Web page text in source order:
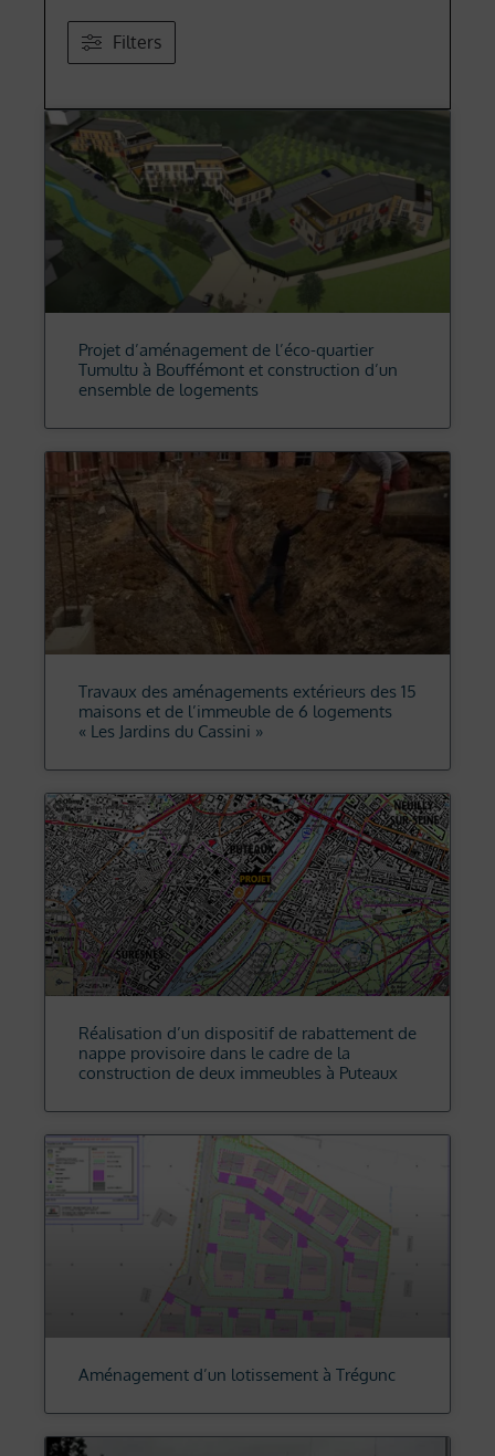
Filters
Projet d’aménagement de l’éco-quartier
Tumultu à Bouffémont et construction d’un
ensemble de logements
Travaux des aménagements extérieurs des 15
maisons et de l’immeuble de 6 logements
« Les Jardins du Cassini »
Réalisation d’un dispositif de rabattement de
nappe provisoire dans le cadre de la
construction de deux immeubles à Puteaux
Aménagement d’un lotissement à Trégunc